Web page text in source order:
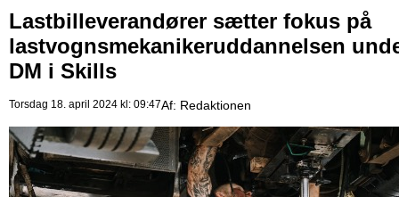
Lastbilleverandører sætter fokus på
lastvognsmekanikeruddannelsen
DM i Skills
Torsdag 18. april 2024 kl: 09:47Af: Redaktionen